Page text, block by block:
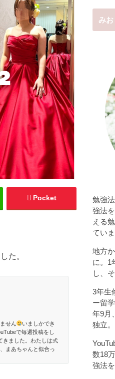
Pocket
た。
せん
いましかでき
で毎週投稿をし
きました。わたしは式
まあちゃんと似合っ
み
勉強
強法
える
ていま
地方
に。1
し、
3年生
ー留
年9月
独立。
数18
強法